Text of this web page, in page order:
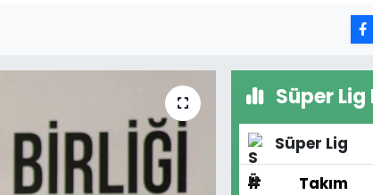
Süper
Süper Lig
#
Takım